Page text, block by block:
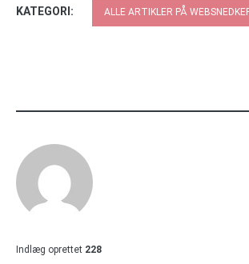
KATEGORI: ALLE ARTIKLER PÅ
Indlæg oprettet 228